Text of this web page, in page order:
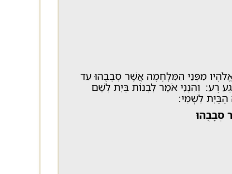
מִפְּנֵי הַמִּלְחָמָה אֲשֶׁר סְבָבֻהוּ עַד
רָע: וְהִנְנִי אֹמֵר לִבְנוֹת בַּיִת לְשֵׁם
הַבַּיִת לִשְׁמִי:
סְבָבֻהוּ